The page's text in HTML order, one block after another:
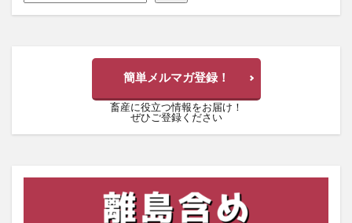
簡単メルマガ登録！
畜産に役立つ情報をお届け！
ぜひご登録ください